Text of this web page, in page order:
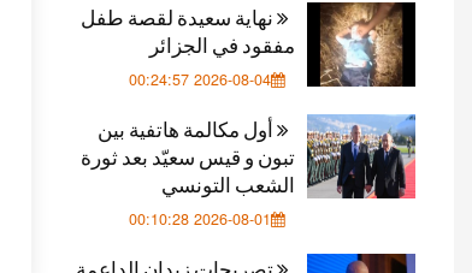
نهاية سعيدة لقصة طفل
مفقود في الجزائر
2026-08-04 00:24:57
أول مكالمة هاتفية بين
تبون و قيس سعيّد بعد ثورة
الشعب التونسي
2026-08-01 00:10:28